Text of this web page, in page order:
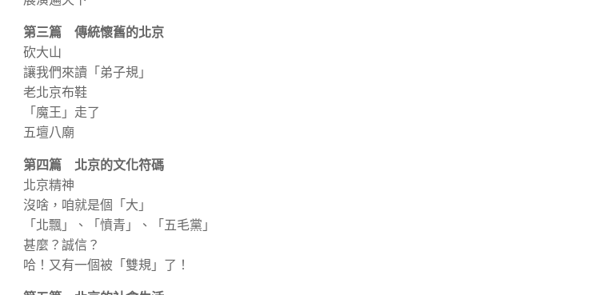
第三篇 傳統懷舊的北京
砍大山
讓我們來讀「弟子規」
老北京布鞋
「魔王」走了
五壇八廟
第四篇 北京的文化符碼
北京精神
沒啥，咱就是個「大」
「北飄」、「憤青」、「五毛黨」
甚麼？誠信？
哈！又有一個被「雙規」了！